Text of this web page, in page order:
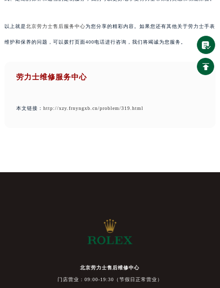
以上就是北京劳力士售后服务中心为您分享的精彩内容。如果您还有其他关于劳力士手表
维护和保养的问题，可以拨打页面400电话进行咨询，我们将竭诚为您服务。
劳力士维修服务中心
本文链接： http://xzy.frnyngxb.cn/problem/319.html
北京劳力士售后维修中心
门店营业：09:00-19:30（节假日正常营业）